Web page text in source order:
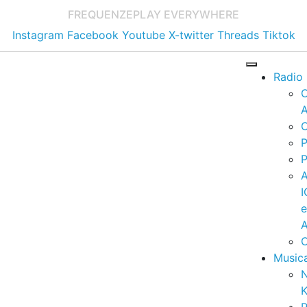
FREQUENZEPLAY EVERYWHERE
Instagram Facebook Youtube X-twitter Threads Tiktok
Radio
e